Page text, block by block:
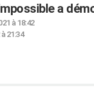
a
à 18:42
21:34